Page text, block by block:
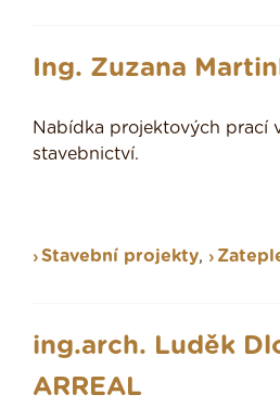
Ing. Zuzana
Nabídka projektových prací
stavebnictví.
Stavební projekty,
ing.arch. Luděk
ARREAL